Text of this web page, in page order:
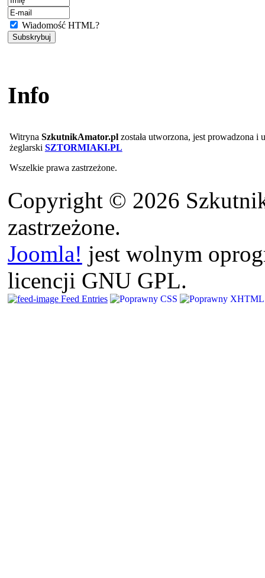
Wiadomość HTML?
Info
Witryna SzkutnikAmator.plzostała utworzona, jest prowadzona i
żeglarski SZTORMIAKI.PL
Wszelkie prawa zastrzeżone.
Copyright © 2026
zastrzeżone.
Joomla! jest wolnym
licencji GNU GPL.
Feed Entries